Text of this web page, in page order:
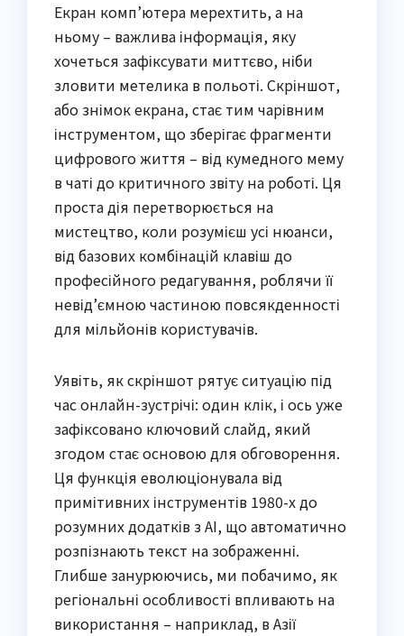
Екран комп’ютера мерехтить, а на
ньому – важлива інформація, яку
хочеться зафіксувати миттєво, ніби
зловити метелика в польоті. Скріншот,
або знімок екрана, стає тим чарівним
інструментом, що зберігає фрагменти
цифрового життя – від кумедного мему
в чаті до критичного звіту на роботі. Ця
проста дія перетворюється на
мистецтво, коли розумієш усі нюанси,
від базових комбінацій клавіш до
професійного редагування, роблячи її
невід’ємною частиною повсякденності
для мільйонів користувачів.
Уявіть, як скріншот рятує ситуацію під
час онлайн-зустрічі: один клік, і ось уже
зафіксовано ключовий слайд, який
згодом стає основою для обговорення.
Ця функція еволюціонувала від
примітивних інструментів 1980-х до
розумних додатків з AI, що автоматично
розпізнають текст на зображенні.
Глибше занурюючись, ми побачимо, як
регіональні особливості впливають на
використання – наприклад, в Азії